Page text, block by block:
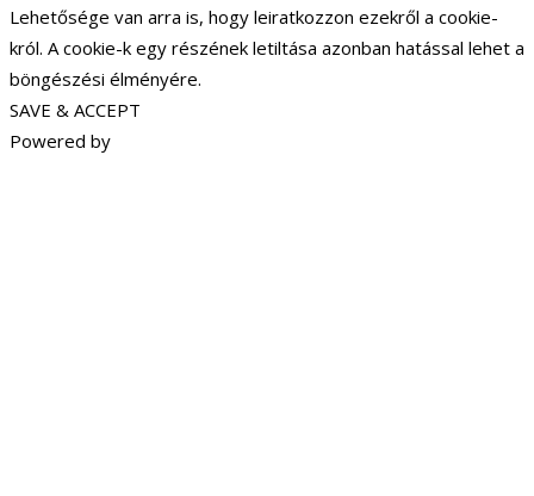
Lehetősége van arra is, hogy leiratkozzon ezekről a cookie-
król. A cookie-k egy részének letiltása azonban hatással lehet a
böngészési élményére.
SAVE & ACCEPT
Powered by